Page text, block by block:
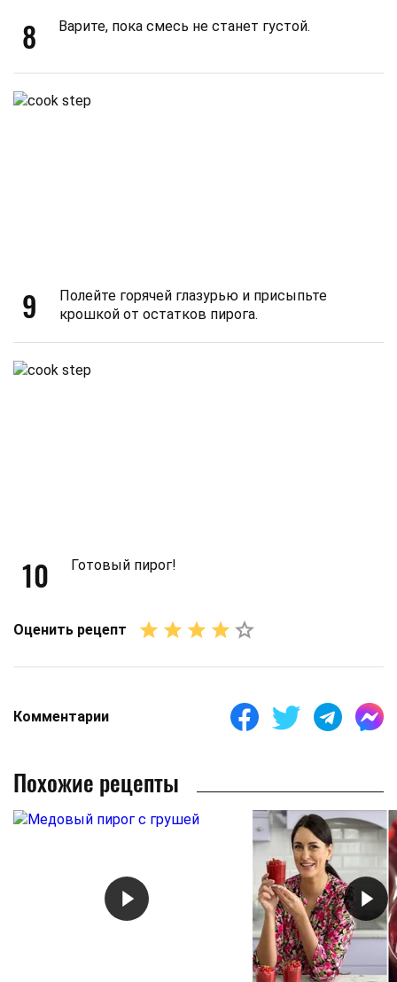
8 Варите, пока смесь не станет густой.
9
Полейте горячей глазурью и присыпьте
крошкой от остатков пирога.
10 Готовый пирог!
Оценить рецепт
Комментарии
Похожие рецепты